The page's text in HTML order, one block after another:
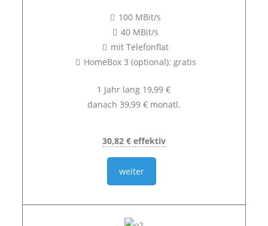
100 MBit/s
40 MBit/s
mit Telefonflat
HomeBox 3 (optional): gratis
1 Jahr lang 19,99 €
danach 39,99 € monatl.
30,82 € effektiv
weiter